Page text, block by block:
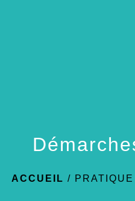
ACCUEIL / PRATIQUE